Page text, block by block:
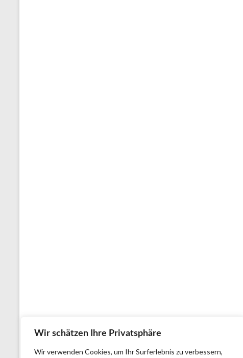
Wir schätzen Ihre Privatsphäre
Wir verwenden Cookies, um Ihr Surferlebnis zu verbessern,